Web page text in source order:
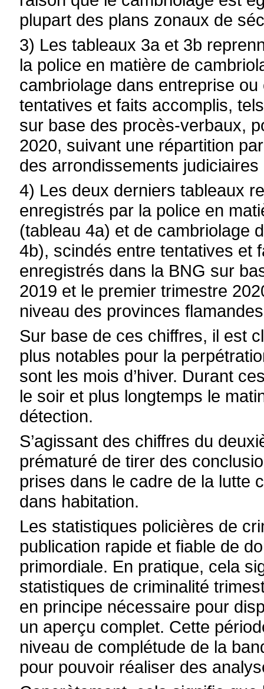
plupart des plans zonaux de
3) Les tableaux 3a et 3b
la police en matière de
cambriolage dans entreprise
tentatives et faits accomplis,
sur base des procès-verbaux,
2020, suivant une répartition
des arrondissements
4) Les deux derniers tableaux
enregistrés par la police en
(tableau 4a) et de cambriolage
4b), scindés entre tentatives et
enregistrés dans la BNG sur
2019 et le premier trimestre
niveau des provinces
Sur base de ces chiffres, il est
plus notables pour la
sont les mois d’hiver. Durant
le soir et plus longtemps le
détection.
S’agissant des chiffres du
prématuré de tirer des
prises dans le cadre de la lutte
dans habitation.
Les statistiques policières de
publication rapide et fiable de
primordiale. En pratique, cela
statistiques de criminalité
en principe nécessaire pour
un aperçu complet. Cette
niveau de complétude de la
pour pouvoir réaliser des